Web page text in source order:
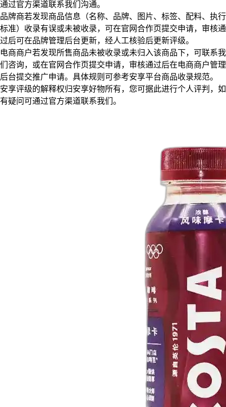
通过官方渠道联系我们沟通。
品牌商若发现商品信息（名称、品牌、图片、标签、配料、执行
标准）收录有误或未被收录，可在官网合作页提交申请，审核通
过后可在品牌管理后台更新，经人工核验后更新评级。
电商商户若发现所售商品未被收录或未归入该商品下，可联系我
们咨询，或在官网合作页提交申请，审核通过后在电商商户管理
后台提交推广申请。具体规则可参考安享平台商品收录规范。
安享评级的解释权归安享好物所有，您可据此进行个人评判，如
有疑问可通过官方渠道联系我们。